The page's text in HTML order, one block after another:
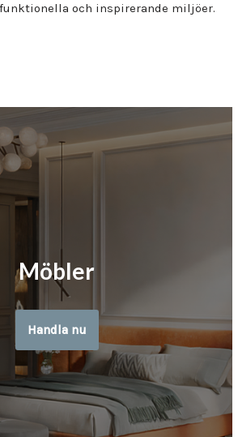
och inspirerande miljöer.
Möbler
Handla nu